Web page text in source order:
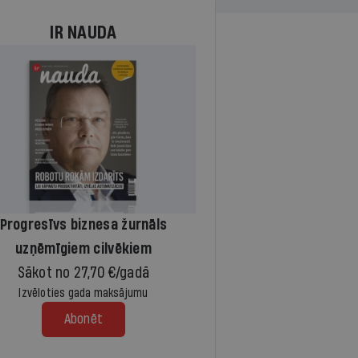
IR NAUDA
Progresīvs biznesa žurnāls
uzņēmīgiem cilvēkiem
Sākot no 27,70 €/gadā
Izvēloties gada maksājumu
Abonēt